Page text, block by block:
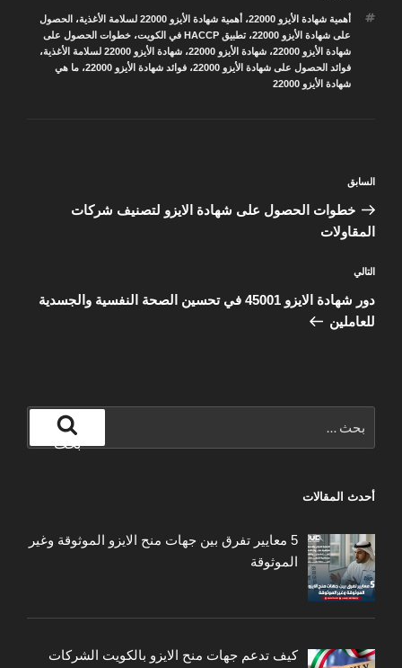
الوسوم
أهمية شهادة الأيزو 22000 ، أهمية شهادة الأيزو 22000 لسلامة الأغذية ، الحصول
على شهادة الأيزو 22000
،تطبيق HACCP في الكويت ،خطوات الحصول على
شهادة الأيزو 22000
،شهادة الأيزو 22000 ،شهادة الأيزو 22000 لسلامة الأغذية
،
فوائد الحصول على شهادة الأيزو 22000
،فوائد شهادة الأيزو 22000 ،ما هي
شهادة الأيزو 22000
المقالة
السابقة
السابق
خطوات الحصول على شهادة الايزو لتصنيف شركات
المقاولات
المقالة
التالية
التالي
دور شهادة الايزو 45001 في تحسين الصحة النفسية والجسدية
للعاملين
عن:
بحث
أحدث المقالات
5 معايير تفرق بين جهات منح الايزو الموثوقة وغير
الموثوقة
كيف تدعم جهات منح الايزو بالكويت الشركات